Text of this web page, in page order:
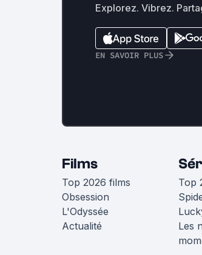
Explorez. Vibrez.
EN SAVOIR PLUS
Films
Top 2026 films
Obsession
L'Odyssée
Actualité
Top
Les